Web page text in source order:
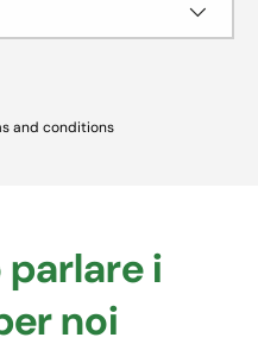
and conditions
i
noi